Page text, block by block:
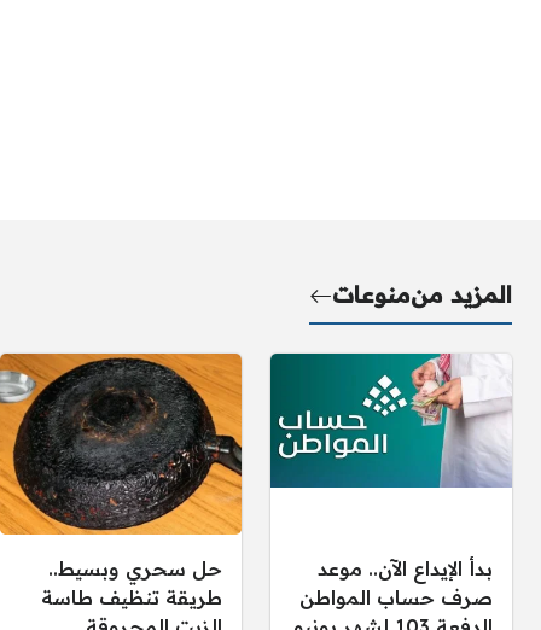
المزيد منمنوعات
بدأ الإيداع الآن.. موعد
صرف حساب المواطن
حل سحري وبسيط..
طريقة تنظيف طاسة